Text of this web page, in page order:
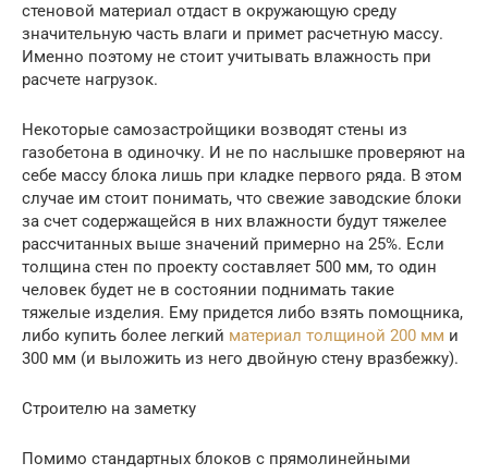
стеновой материал отдаст в окружающую среду
значительную часть влаги и примет расчетную массу.
Именно поэтому не стоит учитывать влажность при
расчете нагрузок.
Некоторые самозастройщики возводят стены из
газобетона в одиночку. И не по наслышке проверяют на
себе массу блока лишь при кладке первого ряда. В этом
случае им стоит понимать, что свежие заводские блоки
за счет содержащейся в них влажности будут тяжелее
рассчитанных выше значений примерно на 25%. Если
толщина стен по проекту составляет 500 мм, то один
человек будет не в состоянии поднимать такие
тяжелые изделия. Ему придется либо взять помощника,
либо купить более легкий материал толщиной 200 мм и
300 мм (и выложить из него двойную стену вразбежку).
Строителю на заметку
Помимо стандартных блоков с прямолинейными